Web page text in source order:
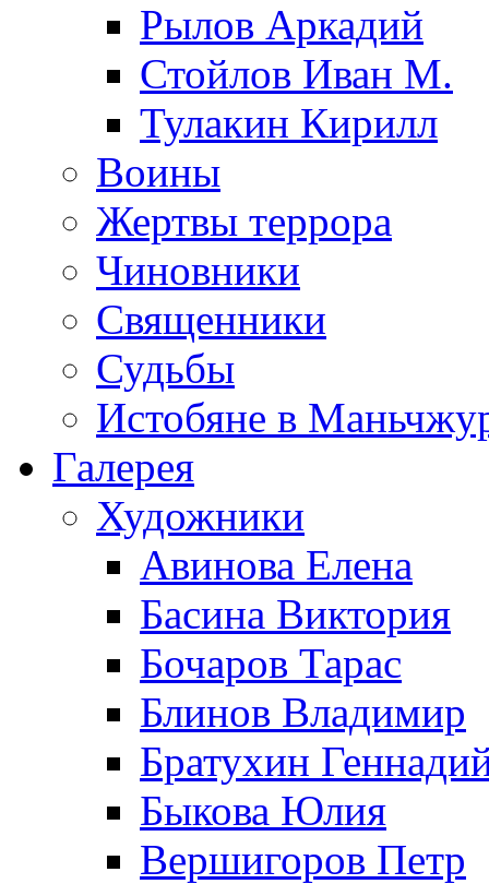
Рылов Аркадий
Стойлов Иван М.
Тулакин Кирилл
Воины
Жертвы террора
Чиновники
Священники
Судьбы
Истобяне в
Галерея
Художники
Авинова Елена
Басина Виктория
Бочаров Тарас
Блинов Владимир
Братухин
Быкова Юлия
Вершигоров Петр